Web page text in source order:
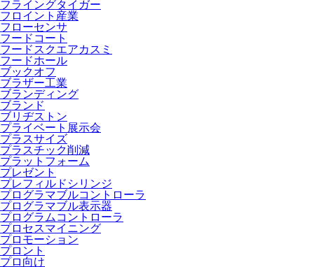
フライングタイガー
フロイント産業
フローセンサ
フードコート
フードスクエアカスミ
フードホール
ブックオフ
ブラザー工業
ブランディング
ブランド
ブリヂストン
プライベート展示会
プラスサイズ
プラスチック削減
プラットフォーム
プレゼント
プレフィルドシリンジ
プログラマブルコントローラ
プログラマブル表示器
プログラムコントローラ
プロセスマイニング
プロモーション
プロント
プロ向け